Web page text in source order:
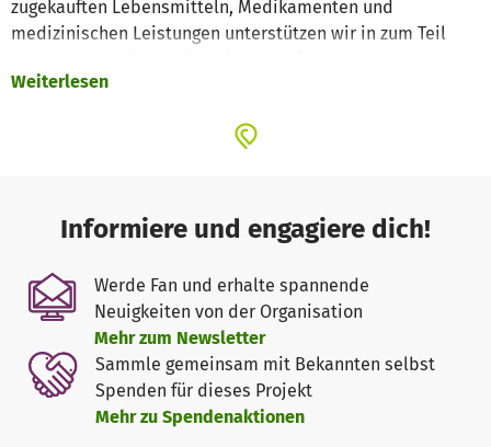
zugekauften Lebensmitteln, Medikamenten und
medizinischen Leistungen unterstützen wir in zum Teil
Balkanroute. Wir finden uns nicht damit ab, dass
Weiterlesen
Informiere und engagiere dich!
Werde Fan und erhalte spannende
Neuigkeiten von der Organisation
Mehr zum Newsletter
Sammle gemeinsam mit Bekannten selbst
Spenden für dieses Projekt
Mehr zu Spendenaktionen